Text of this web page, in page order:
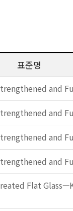
표준명
and
and
and
and
Flat